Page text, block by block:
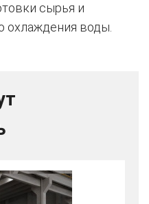
сырья и
охлаждения воды.